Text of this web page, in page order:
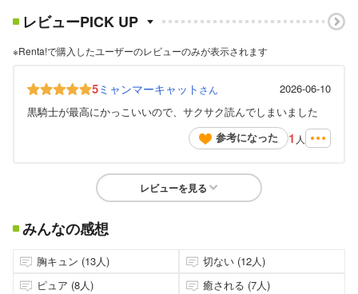
レビューPICK UP
※Renta!で購入したユーザーのレビューのみが表示されます
5ミャンマーキャット さん
2026-06-10
黒騎士が最高にかっこいいので、サクサク読んでしまいました
参考になった
1 人
レビューを見る
みんなの感想
胸キュン (13人)
切ない (12人)
ピュア (8人)
癒される (7人)